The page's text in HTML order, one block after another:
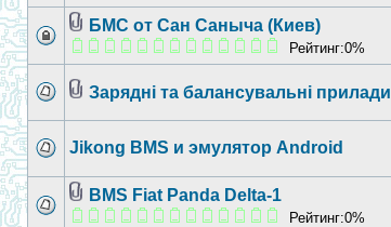
БМС от Сан Саныча (Киев)
Рейтинг:0%
Зарядні та балансувальні прилади
Jikong BMS и эмулятор Android
BMS Fiat Panda Delta-1
Рейтинг:0%